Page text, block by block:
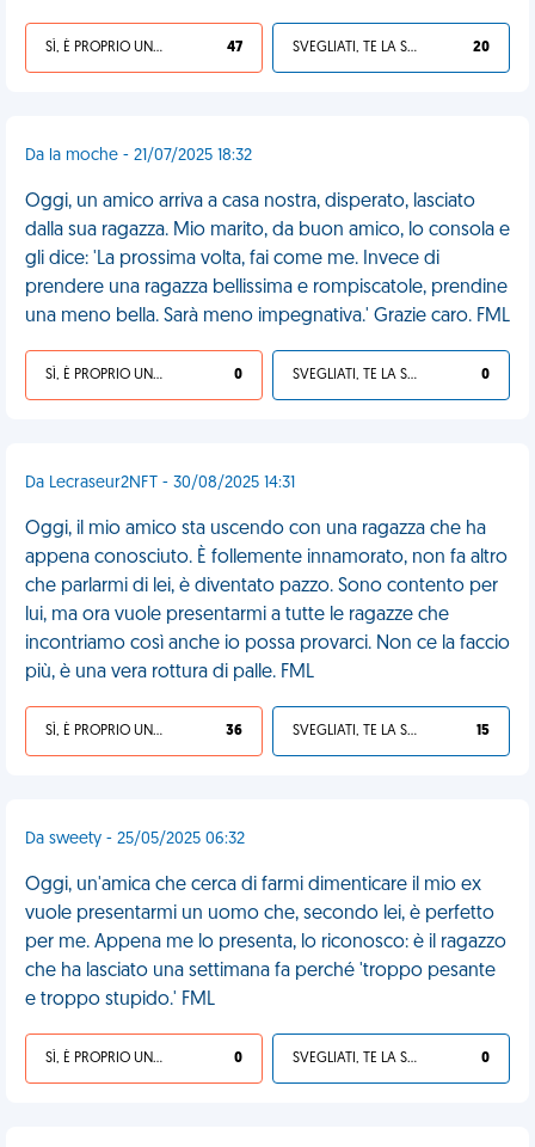
SÌ, È PROPRIO UNA VDM! 47 SVEGLIATI, TE LA SEI CERCATA! 20
Da la moche - 21/07/2025 18:32
Oggi, un amico arriva a casa nostra, disperato, lasciato
dalla sua ragazza. Mio marito, da buon amico, lo consola e
gli dice: 'La prossima volta, fai come me. Invece di
prendere una ragazza bellissima e rompiscatole, prendine
una meno bella. Sarà meno impegnativa.' Grazie caro. FML
SÌ, È PROPRIO UNA VDM! 0 SVEGLIATI, TE LA SEI CERCATA! 0
Da Lecraseur2NFT - 30/08/2025 14:31
Oggi, il mio amico sta uscendo con una ragazza che ha
appena conosciuto. È follemente innamorato, non fa altro
che parlarmi di lei, è diventato pazzo. Sono contento per
lui, ma ora vuole presentarmi a tutte le ragazze che
incontriamo così anche io possa provarci. Non ce la faccio
più, è una vera rottura di palle. FML
SÌ, È PROPRIO UNA VDM! 36 SVEGLIATI, TE LA SEI CERCATA! 15
Da sweety - 25/05/2025 06:32
Oggi, un'amica che cerca di farmi dimenticare il mio ex
vuole presentarmi un uomo che, secondo lei, è perfetto
per me. Appena me lo presenta, lo riconosco: è il ragazzo
che ha lasciato una settimana fa perché 'troppo pesante
e troppo stupido.' FML
SÌ, È PROPRIO UNA VDM! 0 SVEGLIATI, TE LA SEI CERCATA! 0